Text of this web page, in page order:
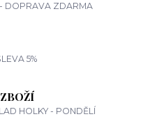
DOPRAVA ZDARMA
5%
HOLKY - PONDĚLÍ